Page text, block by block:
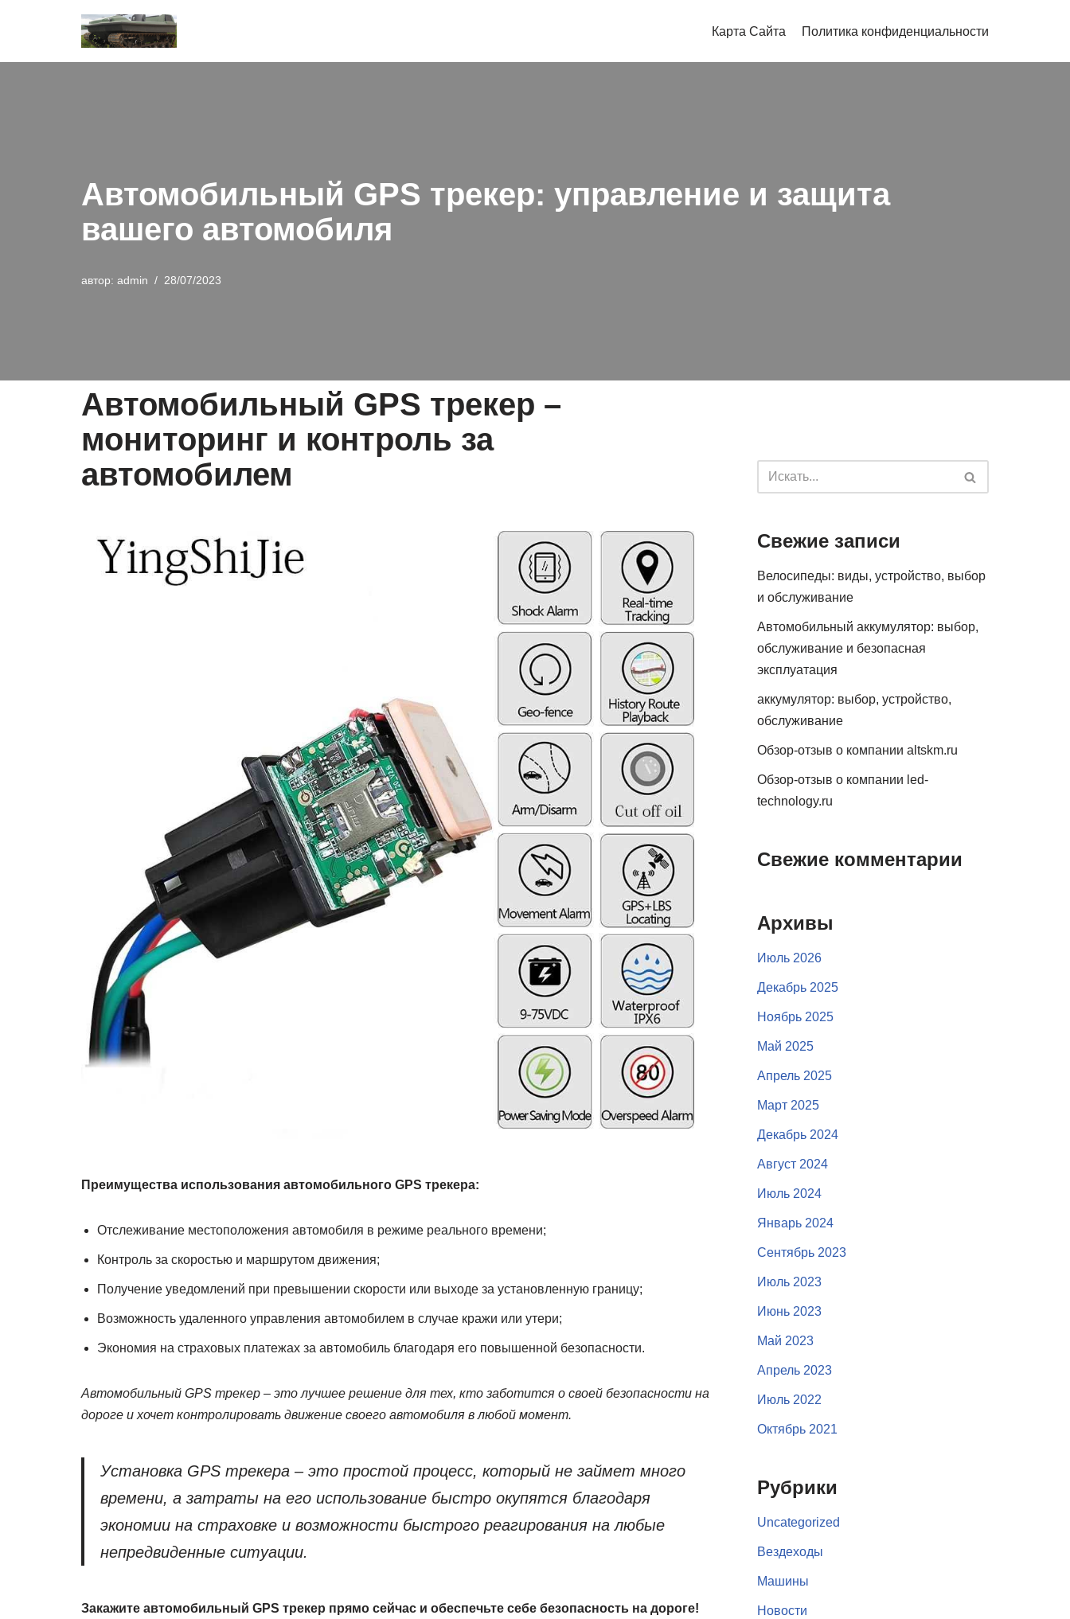
к
Карта Сайта Политика конфиденциальности
Автомобильный GPS трекер: управление и защита
вашего автомобиля
автор: admin 28/07/2023
Автомобильный GPS трекер –
мониторинг и контроль за
автомобилем
Преимущества использования автомобильного GPS трекера:
Отслеживание местоположения автомобиля в режиме реального времени;
Контроль за скоростью и маршрутом движения;
Получение уведомлений при превышении скорости или выходе за установленную границу;
Возможность удаленного управления автомобилем в случае кражи или утери;
Экономия на страховых платежах за автомобиль благодаря его повышенной безопасности.
Автомобильный GPS трекер – это лучшее решение для тех, кто заботится о своей безопасности на
дороге и хочет контролировать движение своего автомобиля в любой момент.
Установка GPS трекера – это простой процесс, который не займет много
времени, а затраты на его использование быстро окупятся благодаря
экономии на страховке и возможности быстрого реагирования на любые
непредвиденные ситуации.
Закажите автомобильный GPS трекер прямо сейчас и обеспечьте себе безопасность на дороге!
Свежие записи
Велосипеды: виды, устройство, выбор
и обслуживание
Автомобильный аккумулятор: выбор,
обслуживание и безопасная
эксплуатация
аккумулятор: выбор, устройство,
обслуживание
Обзор-отзыв о компании altskm.ru
Обзор-отзыв о компании led-
technology.ru
Свежие комментарии
Архивы
Июль 2026
Декабрь 2025
Ноябрь 2025
Май 2025
Апрель 2025
Март 2025
Декабрь 2024
Август 2024
Июль 2024
Январь 2024
Сентябрь 2023
Июль 2023
Июнь 2023
Май 2023
Апрель 2023
Июль 2022
Октябрь 2021
Рубрики
Uncategorized
Вездеходы
Машины
Новости